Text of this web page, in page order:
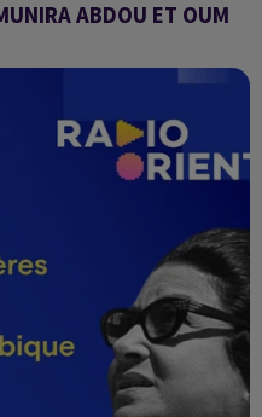
ABDOU ET OUM